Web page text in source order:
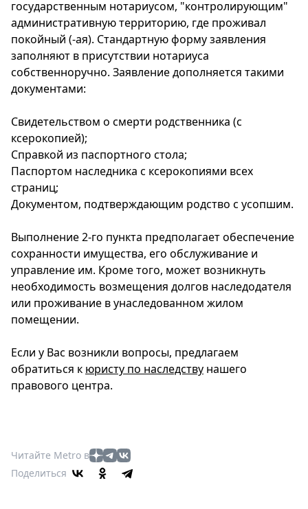
государственным нотариусом, "контролирующим"
административную территорию, где проживал
покойный (-ая). Стандартную форму заявления
заполняют в присутствии нотариуса
собственноручно. Заявление дополняется такими
документами:
Свидетельством о смерти родственника (с
ксерокопией);
Справкой из паспортного стола;
Паспортом наследника с ксерокопиями всех
страниц;
Документом, подтверждающим родство с усопшим.
Выполнение 2-го пункта предполагает обеспечение
сохранности имущества, его обслуживание и
управление им. Кроме того, может возникнуть
необходимость возмещения долгов наследодателя
или проживание в унаследованном жилом
помещении.
Если у Вас возникли вопросы, предлагаем
обратиться к юристу по наследству нашего
правового центра.
Читайте Metro в
Поделиться